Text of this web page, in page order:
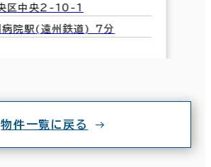
区中央2-10-1
病院駅(遠州鉄道) 7分
物件一覧に戻る